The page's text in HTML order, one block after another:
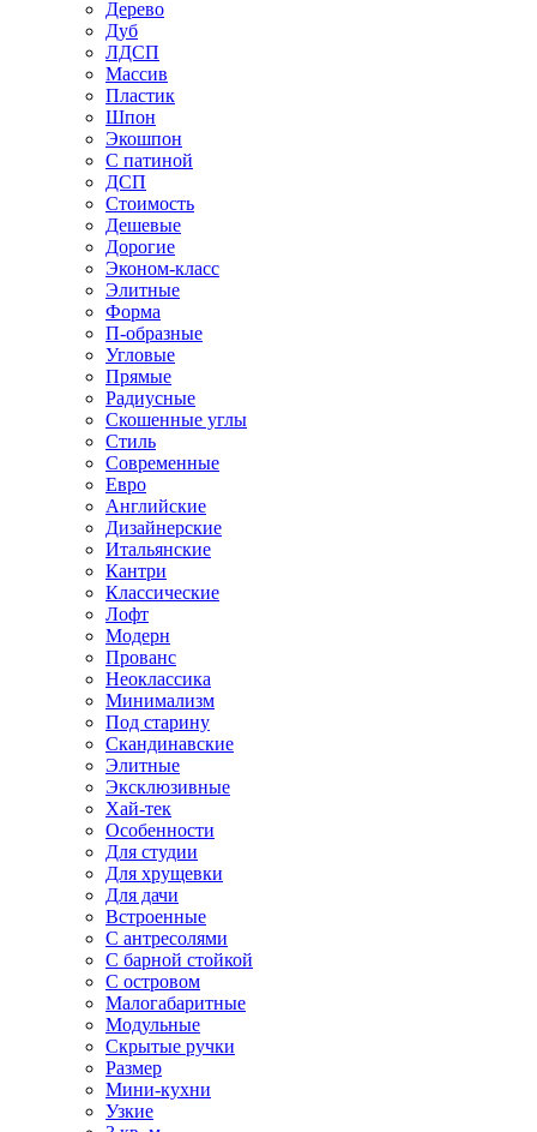
Дерево
Дуб
ЛДСП
Массив
Пластик
Шпон
Экошпон
С патиной
ДСП
Стоимость
Дешевые
Дорогие
Эконом-класс
Элитные
Форма
П-образные
Угловые
Прямые
Радиусные
Скошенные углы
Стиль
Современные
Евро
Английские
Дизайнерские
Итальянские
Кантри
Классические
Лофт
Модерн
Прованс
Неоклассика
Минимализм
Под старину
Скандинавские
Элитные
Эксклюзивные
Хай-тек
Особенности
Для студии
Для хрущевки
Для дачи
Встроенные
С антресолями
С барной стойкой
С островом
Малогабаритные
Модульные
Скрытые ручки
Размер
Мини-кухни
Узкие